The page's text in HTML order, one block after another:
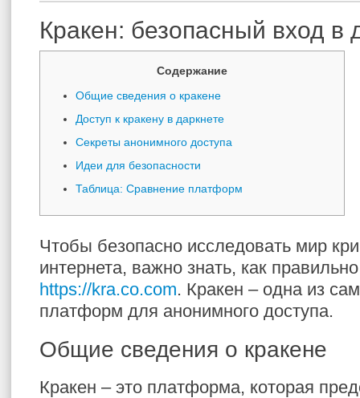
Кракен: безопасный вход в
Содержание
Общие сведения о кракене
Доступ к кракену в даркнете
Секреты анонимного доступа
Идеи для безопасности
Таблица: Сравнение платформ
Чтобы безопасно исследовать мир
интернета, важно знать, как
https://kra.co.com. Кракен – одна из
платформ для анонимного доступа.
Общие сведения о кракене
Кракен – это платформа, которая